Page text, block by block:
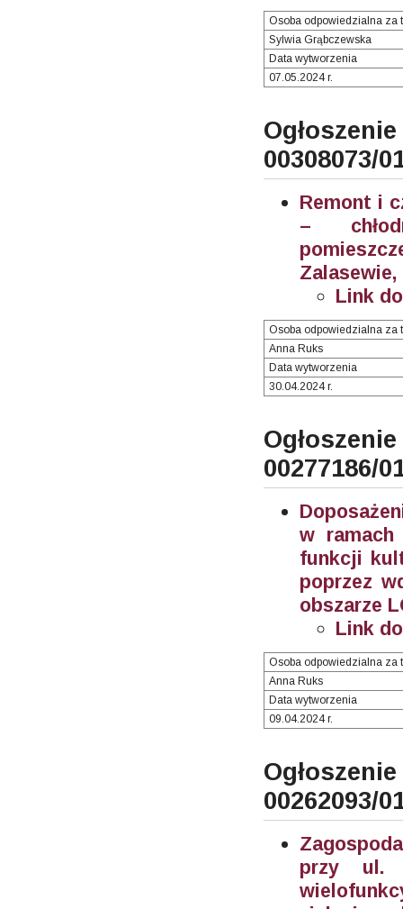
Osoba odpowiedzialna za
Sylwia Grąbczewska
Data wytworzenia
07.05.2024 r.
00308073/
Remont i
–
Link
Osoba odpowiedzialna za
Anna Ruks
Data wytworzenia
30.04.2024 r.
00277186/
w ramach
funkcji
poprzez
obszarze
Link
Osoba odpowiedzialna za
Anna Ruks
Data wytworzenia
09.04.2024 r.
00262093/
przy ul.